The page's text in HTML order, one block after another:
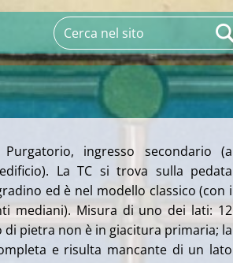
ingresso secondario (a
La TC si trova sulla pedata
ed è nel modello classico (con i
mediani). Misura di uno dei lati: 12
di pietra non è in giacitura primaria; la
e risulta mancante di un lato